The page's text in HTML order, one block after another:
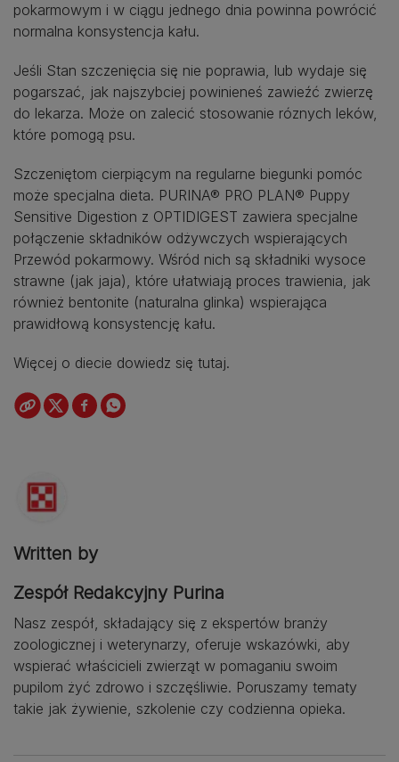
pokarmowym i w ciągu jednego dnia powinna powrócić
normalna konsystencja kału.
Jeśli Stan szczenięcia się nie poprawia, lub wydaje się
pogarszać, jak najszybciej powinieneś zawieźć zwierzę
do lekarza. Może on zalecić stosowanie róznych leków,
które pomogą psu.
Szczeniętom cierpiącym na regularne biegunki pomóc
może specjalna dieta. PURINA® PRO PLAN® Puppy
Sensitive Digestion z OPTIDIGEST zawiera specjalne
połączenie składników odżywczych wspierających
Przewód pokarmowy. Wśród nich są składniki wysoce
strawne (jak jaja), które ułatwiają proces trawienia, jak
również bentonite (naturalna glinka) wspierająca
prawidłową konsystencję kału.
Więcej o diecie dowiedz się tutaj.
Written by
Zespół Redakcyjny Purina
Nasz zespół, składający się z ekspertów branży
zoologicznej i weterynarzy, oferuje wskazówki, aby
wspierać właścicieli zwierząt w pomaganiu swoim
pupilom żyć zdrowo i szczęśliwie. Poruszamy tematy
takie jak żywienie, szkolenie czy codzienna opieka.